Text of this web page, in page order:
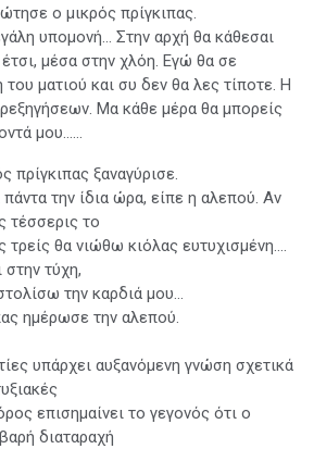
ο μικρός πρίγκιπας.
υπομονή… Στην αρχή θα κάθεσαι
μέσα στην χλόη. Εγώ θα σε
ματιού και συ δεν θα λες τίποτε. Η
Μα κάθε μέρα θα μπορείς
μου……
πρίγκιπας ξαναγύρισε.
την ίδια ώρα, είπε η αλεπού. Αν
τέσσερις το
τρείς θα νιώθω κιόλας ευτυχισμένη….
τύχη,
την καρδιά μου…
ημέρωσε την αλεπού.
υπάρχει αυξανόμενη γνώση σχετικά
επισημαίνει το γεγονός ότι ο
διαταραχή